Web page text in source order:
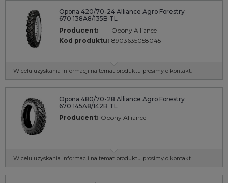
Opona 420/70-24 Alliance Agro Forestry
670 138A8/135B TL
Producent:
Opony Alliance
Kod produktu: 8903635058045
W celu uzyskania informacji na temat produktu prosimy o kontakt.
Opona 480/70-28 Alliance Agro Forestry
670 145A8/142B TL
Producent: Opony Alliance
W celu uzyskania informacji na temat produktu prosimy o kontakt.